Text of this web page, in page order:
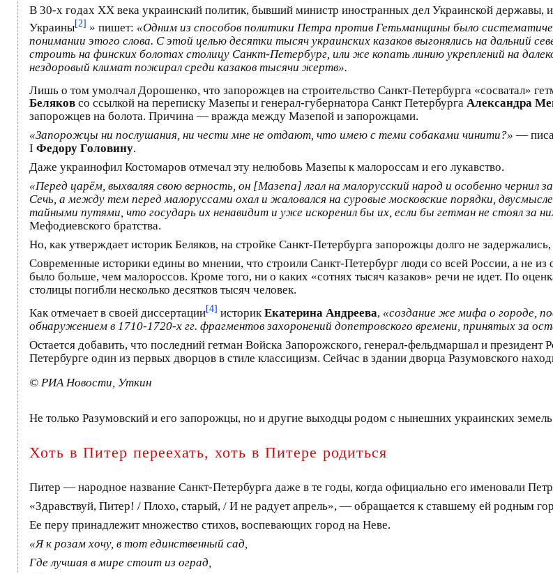
В 30-х годах ХХ века украинский политик, бывший министр иностранных дел Украинской державы,
Украины[2] » пишет: «Одним из способов политики Петра против Гетьманщины было
понимании этого слова. С этой целью десятки тысяч украинских казаков выгонялись на дальний
строить на финских болотах столицу Санкт-Петербург, или же копать линию укреплений на
нездоровый климат пожирал среди казаков тысячи жертв».
Лишь о том умолчал Дорошенко, что запорожцев на строительство Санкт-Петербурга «сосватал»
Беляков со ссылкой на переписку Мазепы и генерал-губернатора Санкт Петербурга Александра
запорожцев на болота. Причина — вражда между Мазепой и запорожцами.
«Запорожцы ни послушания, ни чести мне не отдают, что имею с теми собаками чинити?» —
I Федору Головину.
Даже украинофил Костомаров отмечал эту нелюбовь Мазепы к малороссам и его лукавство.
«Перед царём, выхваляя свою верность, он [Мазепа] лгал на малорусский народ и особенно
Сечь, а между тем перед малоруссами охал и жаловался на суровые московские порядки,
тайными путями, что государь их ненавидит и уже искоренил бы их, если бы гетман не стоял за
Мефодиевского братства.
Но, как утверждает историк Беляков, на стройке Санкт-Петербурга запорожцы долго не
Современные историки едины во мнении, что строили Санкт-Петербург люди со всей России, а не
было больше, чем малороссов. Кроме того, ни о каких «сотнях тысяч казаков» речи не идет. По
столицы погибли несколько десятков тысяч человек.
Как отмечает в своей диссертации[4] историкЕкатерина Андреева, «создание же мифа о городе,
обнаружением в 1710-1720-х гг. фрагментов захоронений допетровского времени, принятых за
Остается добавить, что последний гетман Войска Запорожского, генерал-фельдмаршал и президент
Петербурге один из первых дворцов в стиле классицизм. Сейчас в здании дворца Разумовского
© РИА Новости, Уткин
Не только Разумовский и его запорожцы, но и другие выходцы родом с нынешних украинских
Хоть в Питер переехать, хоть в Питере родиться
Питер — народное название Санкт-Петербурга даже в те годы, когда официально его именовали
«Здравствуй, Питер! / Плохо, старый, / И не радует апрель», — обращается к ставшему ей родным
Ее перу принадлежит множество стихов, воспевающих город на Неве.
«Я к розам хочу, в тот единственный сад,
Где лучшая в мире стоит из оград,